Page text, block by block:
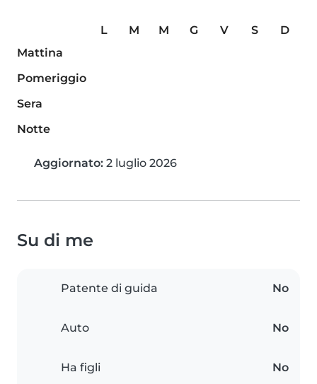
L M M G V S
D
Mattina
Pomeriggio
Sera
Notte
Aggiornato: 2 luglio 2026
Su di me
Patente di guida No
Auto No
Ha figli No